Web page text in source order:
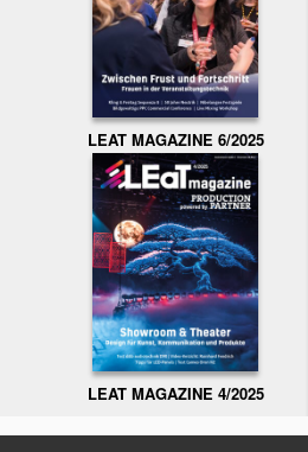
LEAT MAGAZINE 6/2025
LEAT MAGAZINE 4/2025